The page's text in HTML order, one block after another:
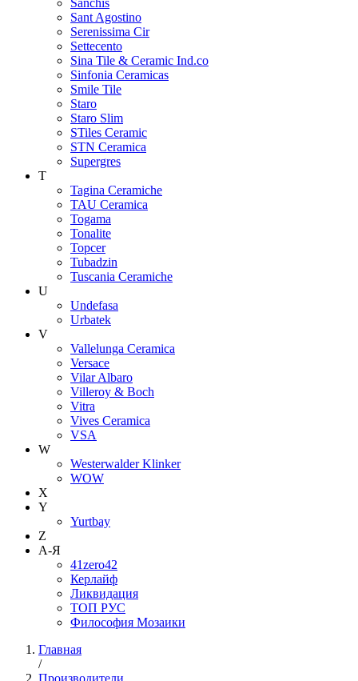
Sant Agostino
Serenissima Cir
Settecento
Sina Tile & Ceramic Ind.co
Sinfonia Ceramicas
Smile Tile
Staro
Staro Slim
STiles Ceramic
STN Ceramica
Supergres
T
Tagina Ceramiche
TAU Ceramica
Togama
Tonalite
Topcer
Tubadzin
Tuscania Ceramiche
U
Undefasa
Urbatek
V
Vallelunga Ceramica
Versace
Vilar Albaro
Villeroy & Boch
Vitra
Vives Ceramica
VSA
W
Westerwalder Klinker
WOW
X
Y
Yurtbay
Z
А-Я
41zero42
Керлайф
Ликвидация
ТОП РУС
Философия Мозаики
Главная
/
Производители